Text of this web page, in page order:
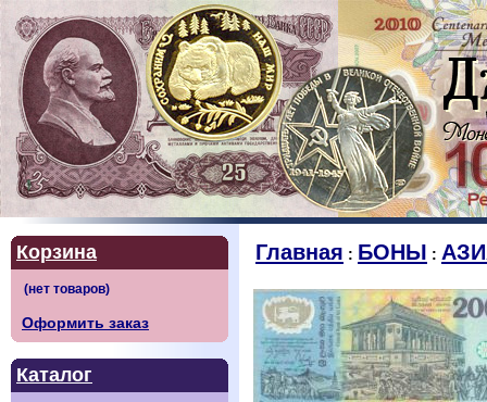
Корзина
Оформить заказ
Каталог
Главная : БОНЫ :